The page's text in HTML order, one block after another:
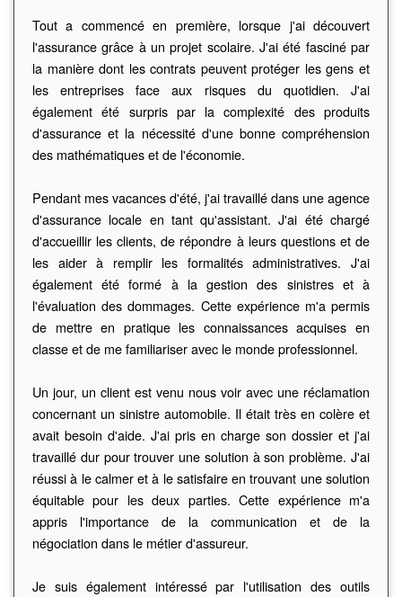
Tout a commencé en première, lorsque j'ai découvert
l'assurance grâce à un projet scolaire. J'ai été fasciné par
la manière dont les contrats peuvent protéger les gens et
les entreprises face aux risques du quotidien. J'ai
également été surpris par la complexité des produits
d'assurance et la nécessité d'une bonne compréhension
des mathématiques et de l'économie.
Pendant mes vacances d'été, j'ai travaillé dans une agence
d'assurance locale en tant qu'assistant. J'ai été chargé
d'accueillir les clients, de répondre à leurs questions et de
les aider à remplir les formalités administratives. J'ai
également été formé à la gestion des sinistres et à
l'évaluation des dommages. Cette expérience m'a permis
de mettre en pratique les connaissances acquises en
classe et de me familiariser avec le monde professionnel.
Un jour, un client est venu nous voir avec une réclamation
concernant un sinistre automobile. Il était très en colère et
avait besoin d'aide. J'ai pris en charge son dossier et j'ai
travaillé dur pour trouver une solution à son problème. J'ai
réussi à le calmer et à le satisfaire en trouvant une solution
équitable pour les deux parties. Cette expérience m'a
appris l'importance de la communication et de la
négociation dans le métier d'assureur.
Je suis également intéressé par l'utilisation des outils